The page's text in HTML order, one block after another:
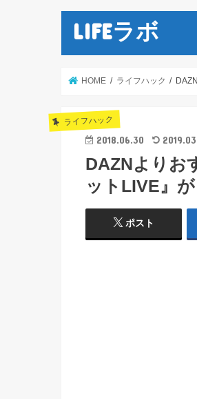
LIFEラボ
HOME ライフハック
ライフハック
2018.06.30
DAZNよりお
ットLIVE』
ポスト